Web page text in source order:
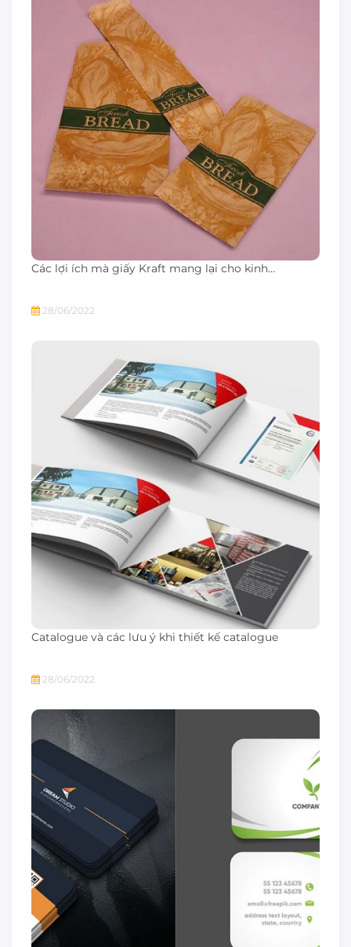
Các lợi ích mà giấy Kraft mang lại cho kinh…
28/06/2022
Catalogue và các lưu ý khi thiết kế catalogue
28/06/2022